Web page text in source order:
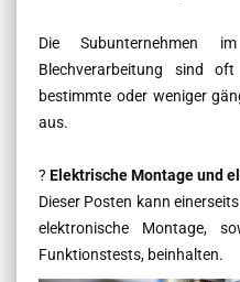
Die Subunternehmen
Blechverarbeitung sind
bestimmte oder weniger
aus.
? ElektrischeMontage und
Dieser Posten kann
elektronische Montage,
Funktionstests, beinhalten.